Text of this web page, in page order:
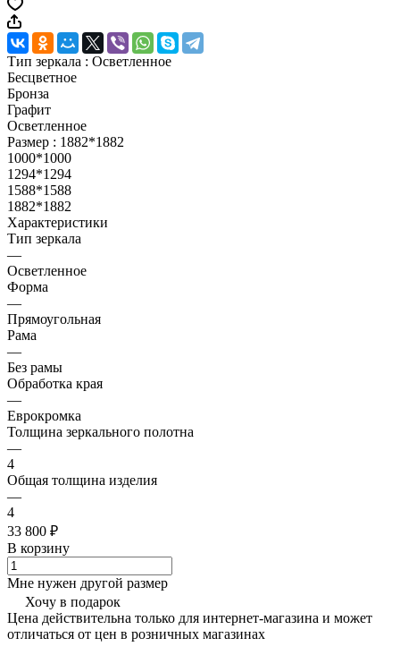
Тип зеркала : Осветленное
Бесцветное
Бронза
Графит
Осветленное
Размер : 1882*1882
1000*1000
1294*1294
1588*1588
1882*1882
Характеристики
Тип зеркала
—
Осветленное
Форма
—
Прямоугольная
Рама
—
Без рамы
Обработка края
—
Еврокромка
Толщина зеркального полотна
—
4
Общая толщина изделия
—
4
33 800 ₽
В корзину
Мне нужен другой размер
Хочу в подарок
Цена действительна только для интернет-магазина и может
отличаться от цен в розничных магазинах